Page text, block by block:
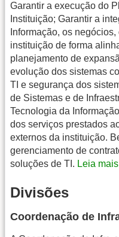
Garantir a execução do
Instituição; Garantir a
Informação, os
instituição de forma
planejamento de
evolução dos sistemas
TI e segurança dos
de Sistemas e de
Tecnologia da
dos serviços prestados
externos da instituição.
gerenciamento de
soluções de TI. Leia mais
Divisões
Coordenação de